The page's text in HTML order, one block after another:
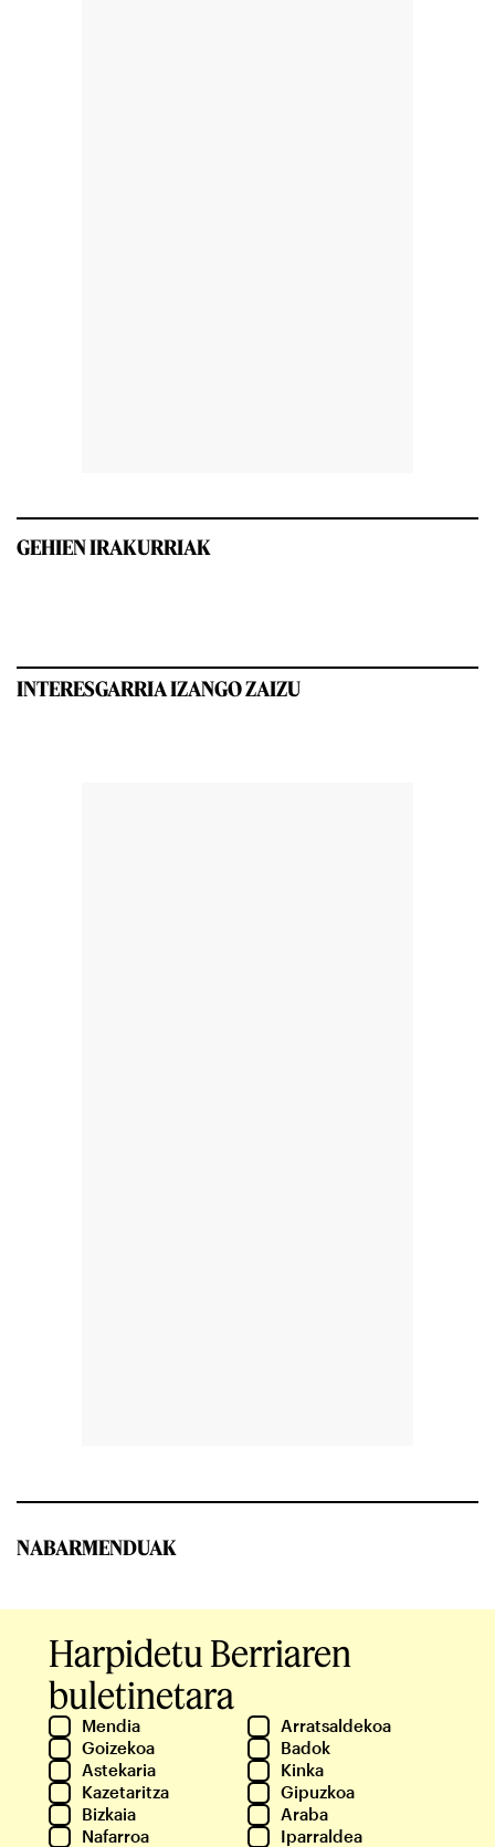
GEHIEN IRAKURRIAK
INTERESGARRIA IZANGO ZAIZU
NABARMENDUAK
Harpidetu Berriaren
buletinetara
Mendia
Arratsaldekoa
Goizekoa
Badok
Astekaria
Kinka
Kazetaritza
Gipuzkoa
Bizkaia
Araba
Nafarroa
Iparraldea